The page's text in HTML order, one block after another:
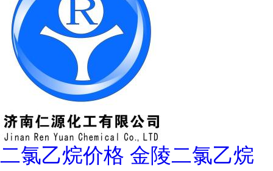
二氯乙烷价格 金陵二氯乙烷